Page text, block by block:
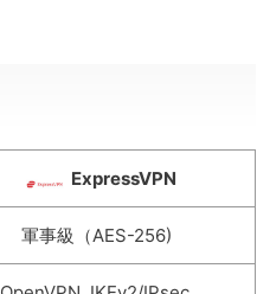
ExpressVPN
軍事級（AES-256)